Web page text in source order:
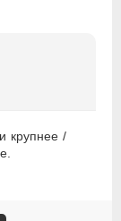
крупнее /